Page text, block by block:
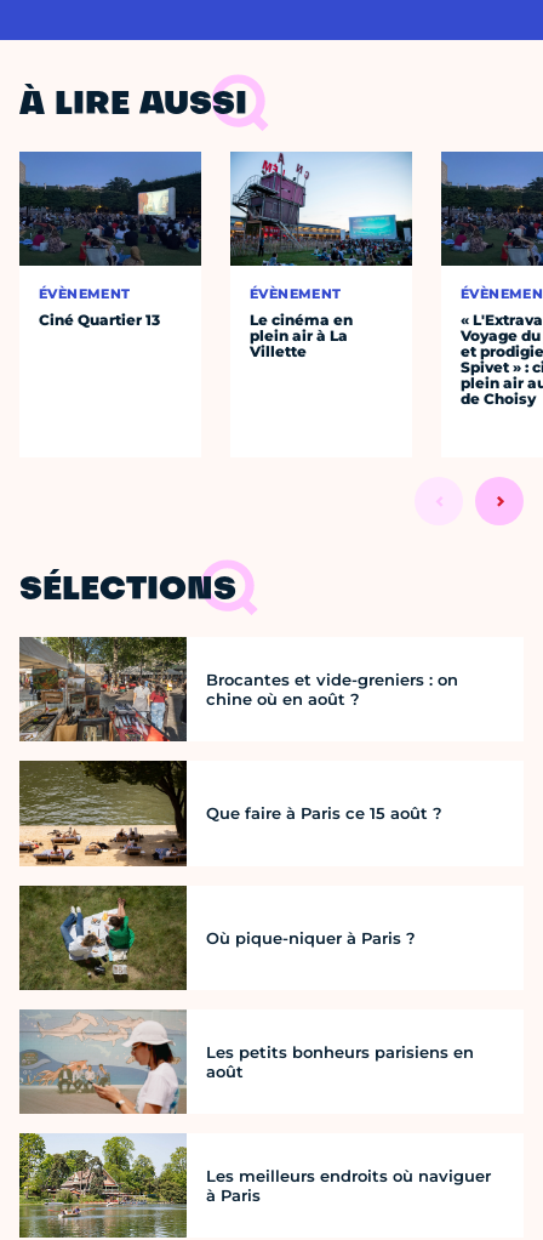
À LIRE AUSSI
ÉVÈNEMENT
Ciné Quartier 13
ÉVÈNEMENT
Le cinéma en
plein air à La
Villette
«
Voyage
et
Spivet » :
plein air
de Choisy
SÉLECTIONS
Brocantes et vide-greniers : on
chine où en août ?
Que faire à Paris ce 15 août ?
Où pique-niquer à Paris ?
Les petits bonheurs parisiens en
août
Les meilleurs endroits où naviguer
à Paris